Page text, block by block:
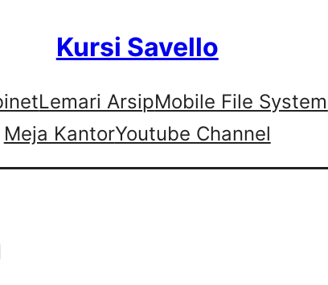
Kursi Savello
Lemari ArsipMobile File System
Meja KantorYoutube Channel